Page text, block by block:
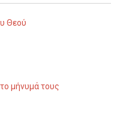
Θεού
μήνυμά τους